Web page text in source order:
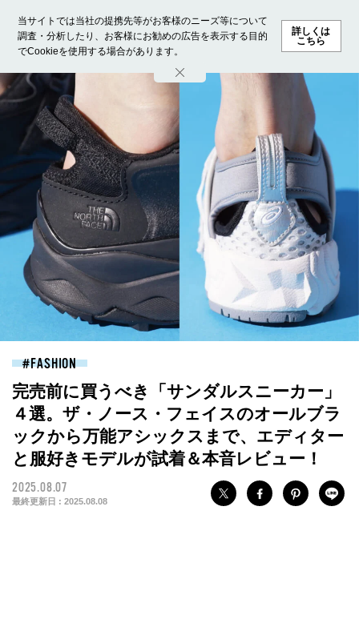
当サイトでは当社の提携先等がお客様のニーズ等について
調査・分析したり、お客様にお勧めの広告を表示する目的
でCookieを使用する場合があります。
詳しくは
こちら
ホーム モデル募集 ランキング ファッション ビューテ
FASHION
完売前に買うべき「サンダルスニーカー」
４選。ザ・ノース・フェイスのオールブラ
ックから万能アシックスまで、エディター
と服好きモデルが試着＆本音レビュー！
2025.08.07
最終更新日 : 2025.08.08